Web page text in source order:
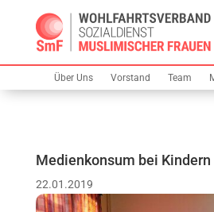
Über Uns Vorstand Team
Medienkonsum bei Kindern
22.01.2019